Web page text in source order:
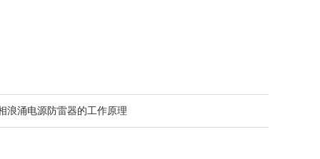
浪涌电源防雷器的工作原理